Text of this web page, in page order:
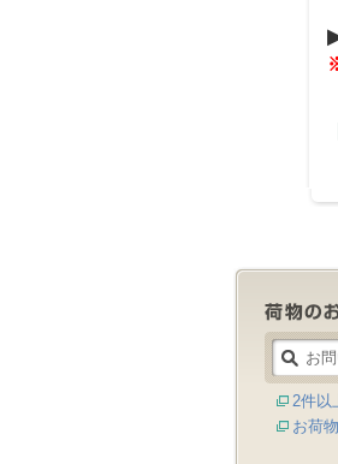
2件以
お荷